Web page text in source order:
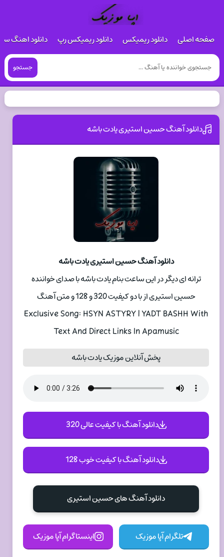
صفحه اصلی دانلود ریمیکس دانلود ریمیکس رپ دانلود اهنگ
جستجو
دانلود آهنگ حسین استیری یادت باشه
دانلود آهنگ حسین استیری یادت باشه
ترانه ای دیگر در این ساعت بنام یادت باشه با صدای خواننده
حسین استیری از با دو کیفیت 320 و 128 و متن آهنگ
Exclusive Song: HSYN ASTYRY | YADT BASHH With
Text And Direct Links In Apamusic
پخش آنلاین موزیک یادت باشه
دانلود آهنگ با کیفیت عالی 320
دانلود آهنگ با کیفیت خوب 128
دانلود آهنگ های حسین استیری
تلگرام آپا موزیک اینستاگرام آپا موزیک